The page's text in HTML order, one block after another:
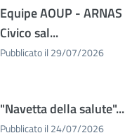
Equipe AOUP - ARNAS
Civico sal...
Pubblicato il 29/07/2026
"Navetta della salute"...
Pubblicato il 24/07/2026